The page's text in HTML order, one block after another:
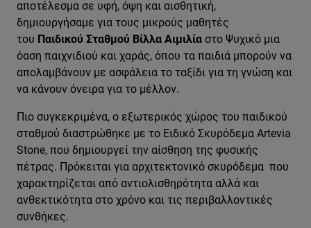
αποτέλεσμα σε υφή, όψη και αισθητική,
δημιουργήσαμε για τους μικρούς μαθητές
του Παιδικού Σταθμού Βίλλα Αιμιλία στο Ψυχικό μια
όαση παιχνιδιού και χαράς, όπου τα παιδιά μπορούν να
απολαμβάνουν με ασφάλεια το ταξίδι για τη γνώση και
να κάνουν όνειρα για το μέλλον.
Πιο συγκεκριμένα, ο εξωτερικός χώρος του παιδικού
σταθμού διαστρώθηκε με το Ειδικό Σκυρόδεμα Artevia
Stone, που δημιουργεί την αίσθηση της φυσικής
πέτρας. Πρόκειται για αρχιτεκτονικό σκυρόδεμα που
χαρακτηρίζεται από αντιολισθηρότητα αλλά και
ανθεκτικότητα στο χρόνο και τις περιβαλλοντικές
συνθήκες.